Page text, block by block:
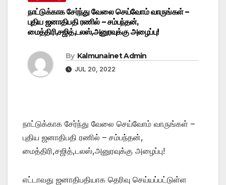
நாட்டுக்காக சேர்ந்து வேலை செய்வோம் வாருங்கள் –
புதிய ஜனாதிபதி ரணில் – சம்பந்தன்,
மைத்திரி,சஜித்,டலஸ்,அனுரவுக்கு அழைப்பு!
By Kalmunainet Admin
JUL 20, 2022
நாட்டுக்காக சேர்ந்து வேலை செய்வோம் வாருங்கள் –
புதிய ஜனாதிபதி ரணில் – சம்பந்தன்,
மைத்திரி,சஜித்,டலஸ்,அனுரவுக்கு அழைப்பு!
எட்டாவது ஜனாதிபதியாக தெரிவு செய்யப்பட்டுள்ள